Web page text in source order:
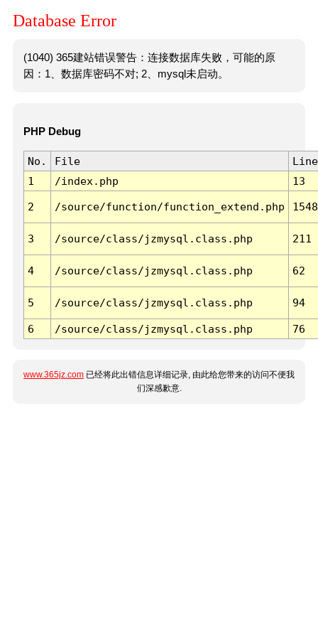
Database Error
(1040) 365建站错误警告：连接数据库失败，可能的原
因：1、数据库密码不对; 2、mysql未启动。
PHP Debug
No. File
Line
1
/index.php 13
2 /source/function/function_extend.php 1548
3 /source/class/jzmysql.class.php 211
4 /source/class/jzmysql.class.php 62
5 /source/class/jzmysql.class.php 94
6 /source/class/jzmysql.class.php 76
www.365jz.com 已经将此出错信息详细记录, 由此给您带来的访问不便我
们深感歉意.